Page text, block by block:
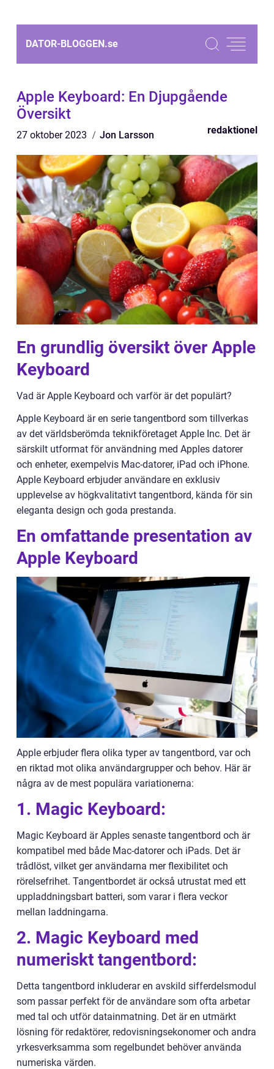
DATOR-BLOGGEN.se
Apple Keyboard: En Djupgående
Översikt
27 oktober 2023 Jon Larsson redaktionel
En grundlig översikt över Apple
Keyboard
Vad är Apple Keyboard och varför är det populärt?
Apple Keyboard är en serie tangentbord som tillverkas
av det världsberömda teknikföretaget Apple Inc. Det är
särskilt utformat för användning med Apples datorer
och enheter, exempelvis Mac-datorer, iPad och iPhone.
Apple Keyboard erbjuder användare en exklusiv
upplevelse av högkvalitativt tangentbord, kända för sin
eleganta design och goda prestanda.
En omfattande presentation av
Apple Keyboard
Apple erbjuder flera olika typer av tangentbord, var och
en riktad mot olika användargrupper och behov. Här är
några av de mest populära variationerna:
1. Magic Keyboard:
Magic Keyboard är Apples senaste tangentbord och är
kompatibel med både Mac-datorer och iPads. Det är
trådlöst, vilket ger användarna mer flexibilitet och
rörelsefrihet. Tangentbordet är också utrustat med ett
uppladdningsbart batteri, som varar i flera veckor
mellan laddningarna.
2. Magic Keyboard med
numeriskt tangentbord:
Detta tangentbord inkluderar en avskild sifferdelsmodul
som passar perfekt för de användare som ofta arbetar
med tal och utför datainmatning. Det är en utmärkt
lösning för redaktörer, redovisningsekonomer och andra
yrkesverksamma som regelbundet behöver använda
numeriska värden.